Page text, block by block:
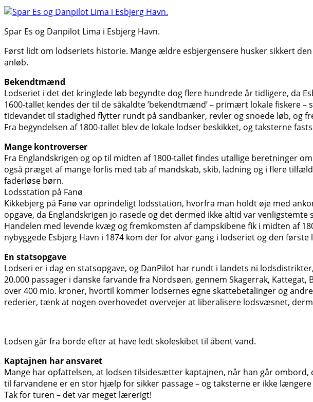
Spar Es og Danpilot Lima i Esbjerg Havn.
Først lidt om lodseriets historie. Mange ældre esbjergensere husker sikkert
anløb.
Bekendtmænd
Lodseriet i det det kringlede løb begyndte dog flere hundrede år tidligere, da
1600-tallet kendes der til de såkaldte ’bekendtmænd’ – primært lokale fiskere
tidevandet til stadighed flytter rundt på sandbanker, revler og snoede løb, og
Fra begyndelsen af 1800-tallet blev de lokale lodser beskikket, og taksterne
Mange kontroverser
Fra Englandskrigen og op til midten af 1800-tallet findes utallige beretninger
også præget af mange forlis med tab af mandskab, skib, ladning og i flere
faderløse børn.
Lodsstation på Fanø
Kikkebjerg på Fanø var oprindeligt lodsstation, hvorfra man holdt øje med
opgave, da Englandskrigen jo rasede og det dermed ikke altid var venligstemte
Handelen med levende kvæg og fremkomsten af dampskibene fik i midten af
nybyggede Esbjerg Havn i 1874 kom der for alvor gang i lodseriet og den første
En statsopgave
Lodseri er i dag en statsopgave, og DanPilot har rundt i landets ni
20.000 passager i danske farvande fra Nordsøen, gennem Skagerrak,
over 400 mio. kroner, hvortil kommer lodsernes egne skattebetalinger og
rederier, tænk at nogen overhovedet overvejer at liberalisere lodsvæsnet,
Lodsen går fra borde efter at have ledt skoleskibet til åbent vand.
Kaptajnen har ansvaret
Mange har opfattelsen, at lodsen tilsidesætter kaptajnen, når han går
til farvandene er en stor hjælp for sikker passage – og taksterne er ikke
Tak for turen – det var meget lærerigt!